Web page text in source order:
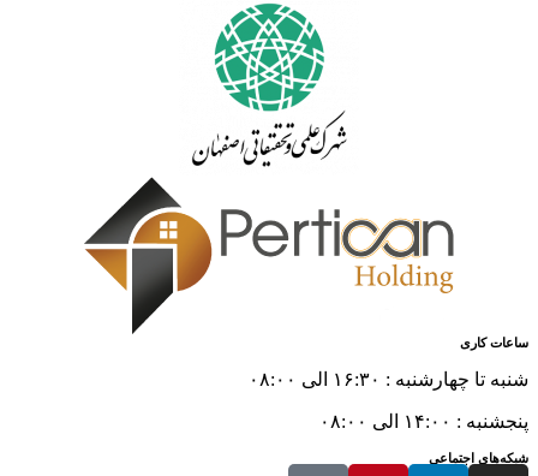
ساعات کاری
شنبه تا چهارشنبه : ۱۶:۳۰ الی ۰۸:۰۰
پنجشنبه : ۱۴:۰۰ الی ۰۸:۰۰
شبکه‌های اجتماعی